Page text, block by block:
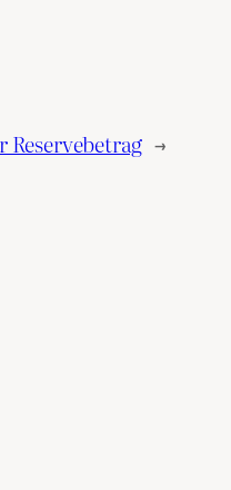
Reservebetrag →